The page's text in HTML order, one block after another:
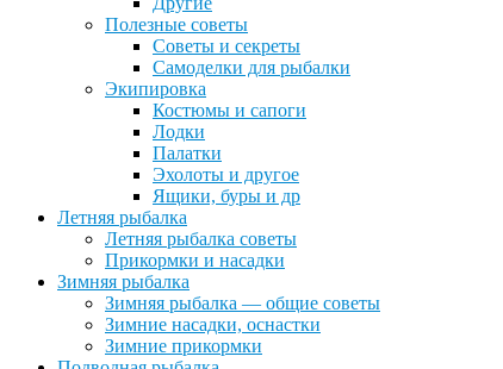
Полезные советы
Советы и секреты
Самоделки для рыбалки
Экипировка
Костюмы и сапоги
Лодки
Палатки
Эхолоты и другое
Ящики, буры и др
Летняя рыбалка
Летняя рыбалка советы
Прикормки и насадки
Зимняя рыбалка
Зимняя рыбалка — общие советы
Зимние насадки, оснастки
Зимние прикормки